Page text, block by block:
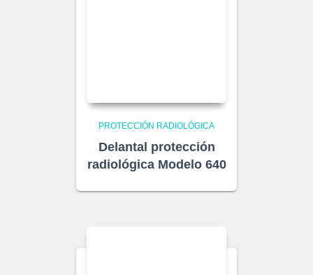
PROTECCIÓN RADIOLÓGICA
Delantal protección
radiológica Modelo 640